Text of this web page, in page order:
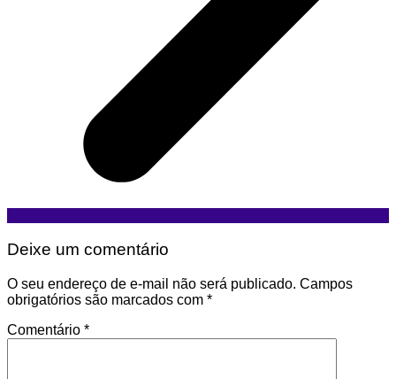
Deixe um comentário
O seu endereço de e-mail não será publicado. Campos
obrigatórios são marcados com *
Comentário *